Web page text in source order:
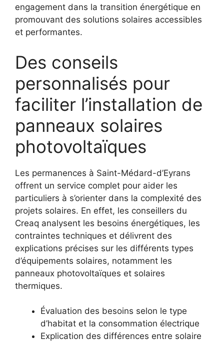
engagement dans la transition énergétique en
promouvant des solutions solaires accessibles
et performantes.
Des conseils
personnalisés pour
faciliter l’installation de
panneaux solaires
photovoltaïques
Les permanences à Saint-Médard-d’Eyrans
offrent un service complet pour aider les
particuliers à s’orienter dans la complexité des
projets solaires. En effet, les conseillers du
Creaq analysent les besoins énergétiques, les
contraintes techniques et délivrent des
explications précises sur les différents types
d’équipements solaires, notamment les
panneaux photovoltaïques et solaires
thermiques.
Évaluation des besoins selon le type
d’habitat et la consommation électrique
Explication des différences entre solaire